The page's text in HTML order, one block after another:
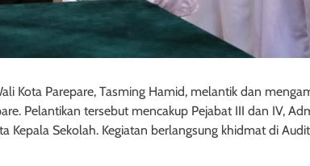
Kota Parepare, Tasming Hamid, melantik dan
Pelantikan tersebut mencakup Pejabat III dan IV,
Kepala Sekolah. Kegiatan berlangsung khidmat di